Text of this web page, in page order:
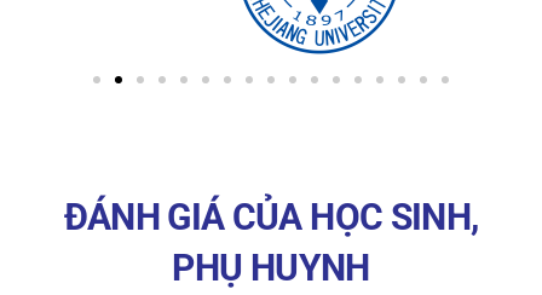
ĐÁNH GIÁ CỦA HỌC SINH,
PHỤ HUYNH